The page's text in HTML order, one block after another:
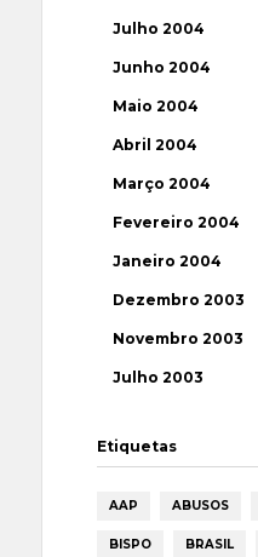
Julho 2004
Junho 2004
Maio 2004
Abril 2004
Março 2004
Fevereiro 2004
Janeiro 2004
Dezembro 2003
Novembro 2003
Julho 2003
Etiquetas
AAP ABUSOS
BISPO BRASIL